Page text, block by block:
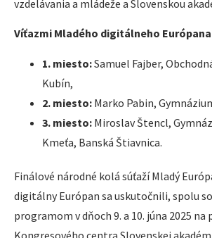
vzdelávania a mládeže a Slovenskou
Víťazmi Mladého digitálneho
1. miesto:Samuel Fajber,
Kubín,
2. miesto: Marko Pabin,
3. miesto: Miroslav Štencl,
Kmeťa, Banská Štiavnica.
Finálové národné kolá súťaží Mladý
digitálny Európan sa uskutočnili, spolu
programom v dňoch 9. a 10. júna 2025 na
Kongresového centra Slovenskej